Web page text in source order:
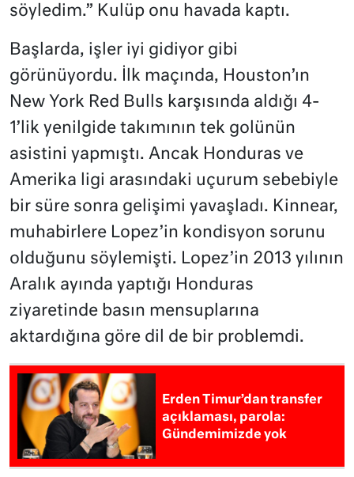
söyledim.” Kulüp onu havada kaptı.
Başlarda, işler iyi gidiyor gibi
görünüyordu. İlk maçında, Houston’ın
New York Red Bulls karşısında aldığı 4-
1’lik yenilgide takımının tek golünün
asistini yapmıştı. Ancak Honduras ve
Amerika ligi arasındaki uçurum sebebiyle
bir süre sonra gelişimi yavaşladı. Kinnear,
muhabirlere Lopez’in kondisyon sorunu
olduğunu söylemişti. Lopez’in 2013 yılının
Aralık ayında yaptığı Honduras
ziyaretinde basın mensuplarına
aktardığına göre dil de bir problemdi.
Erden Timur’dan transfer
açıklaması, parola:
Gündemimizde yok